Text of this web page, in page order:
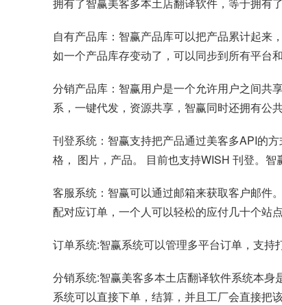
自有产品库：智赢产品库可以把产品累计起来
如一个产品库存变动了，可以同步到所有平台和
分销产品库：智赢用户是一个允许用户之间共
系，一键代发，资源共享，智赢同时还拥有公
刊登系统：智赢支持把产品通过美客多API的
格， 图片，产品。 目前也支持WISH 刊登。
客服系统：智赢可以通过邮箱来获取客户邮件
配对应订单，一个人可以轻松的应付几十个站点
订单系统:智赢系统可以管理多平台订单，支持
分销系统:智赢美客多本土店翻译软件系统本
系统可以直接下单，结算，并且工厂会直接把